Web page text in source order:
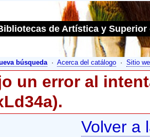
de Artística y Superior
búsqueda· Acerca del catálogo · Sitio
un error al
Volver a